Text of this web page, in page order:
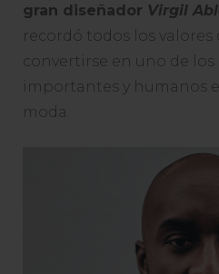
gran diseñador Virgil
recordó todos los
convertirse en uno de
importantes y humanos
moda.